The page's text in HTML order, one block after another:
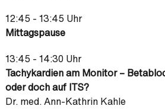
12:45 - 13:45 Uhr
Mittagspause
13:45 - 14:30 Uhr
Tachykardien am Monitor –
oder doch auf ITS?
Dr. med. Ann-Kathrin Kahle